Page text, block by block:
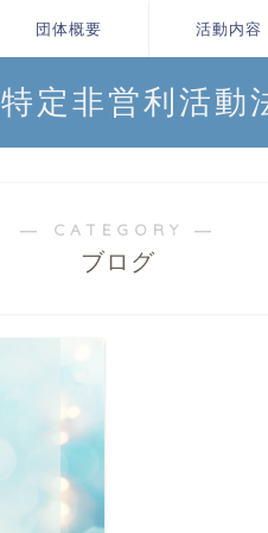
団体概要 活動内容
特定非営利活動
― CATEGORY ―
ブログ